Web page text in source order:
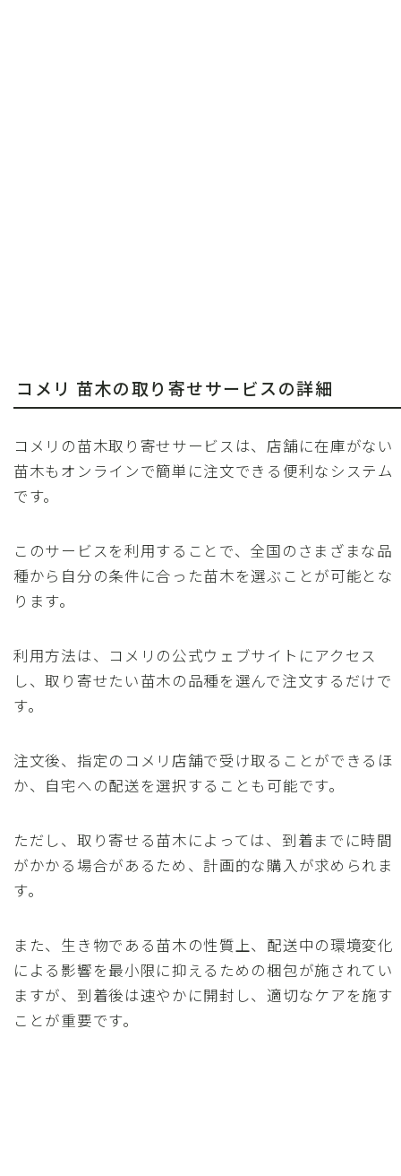
コメリ 苗木の取り寄せサービスの詳細
コメリの苗木取り寄せサービスは、店舗に在庫がない
苗木もオンラインで簡単に注文できる便利なシステム
です。
このサービスを利用することで、全国のさまざまな品
種から自分の条件に合った苗木を選ぶことが可能とな
ります。
利用方法は、コメリの公式ウェブサイトにアクセス
し、取り寄せたい苗木の品種を選んで注文するだけで
す。
注文後、指定のコメリ店舗で受け取ることができるほ
か、自宅への配送を選択することも可能です。
ただし、取り寄せる苗木によっては、到着までに時間
がかかる場合があるため、計画的な購入が求められま
す。
また、生き物である苗木の性質上、配送中の環境変化
による影響を最小限に抑えるための梱包が施されてい
ますが、到着後は速やかに開封し、適切なケアを施す
ことが重要です。